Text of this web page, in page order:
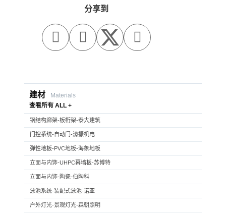
分享到
  
建材
Materials
查看所有 ALL +
钢结构廊架-板桁架-泰大建筑
门控系统-自动门-濠振机电
弹性地板-PVC地板-海象地板
立面与内饰-UHPC幕墙板-苏博特
立面与内饰-陶瓷-伯陶科
泳池系统-装配式泳池-诺亚
户外灯光-景观灯光-森朝照明